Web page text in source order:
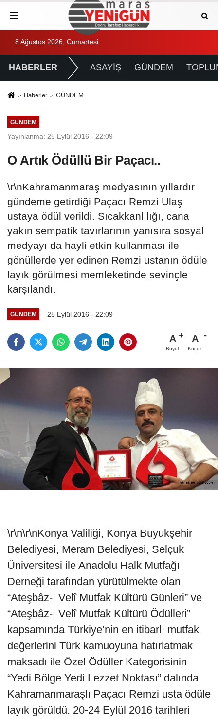
8 Ağustos 2026, Cumartesi
HABERLER ASAYİŞ GÜNDEM
Haberler GÜNDEM
GÜNDEM
Yayınlanma: 25 Eylül 2016 - 22:09
O Artık Ödüllü Bir Paçacı..
\r\nKahramanmaraş medyasının yıllardır
gündeme getirdiği Paçacı Remzi Ulaş
ustaya ödül verildi. Sıcakkanlılığı, cana
yakın sempatik tavırlarının yanısıra sosyal
medyayı da hayli etkin kullanması ile
gönüllerde yer edinen Remzi ustanın ödüle
layık görülmesi memleketinde sevinçle
karşılandı.
GÜNDEM 25 Eylül 2016 - 22:09
A
Büyüt
A
Küçült
\r\n\r\nKonya Valiliği, Konya Büyükşehir
Belediyesi, Meram Belediyesi, Selçuk
Üniversitesi ile Anadolu Halk Mutfağı
Derneği tarafından yürütülmekte olan
“Ateşbâz-ı Velî Mutfak Kültürü Günleri” ve
“Ateşbâz-ı Velî Mutfak Kültürü Ödülleri”
kapsamında Türkiye’nin en itibarlı mutfak
değerlerini Türk kamuoyuna hatırlatmak
maksadı ile Özel Ödüller Kategorisinin
“Yedi Bölge Yedi Lezzet Noktası” dalında
Kahramanmaraşlı Paçacı Remzi usta ödüle
layık görüldü. 20-24 Eylül 2016 tarihleri